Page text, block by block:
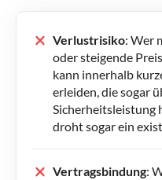
Verlustrisiko: Wer
oder steigende
kann innerhalb
erleiden, die sogar
Sicherheitsleistung
droht sogar ein
Vertragsbindung: